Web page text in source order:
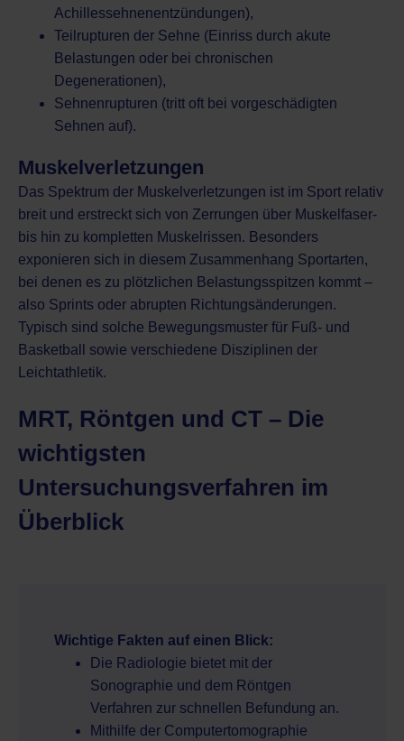
Achillessehnenentzündungen),
Teilrupturen der Sehne (Einriss durch akute
Belastungen oder bei chronischen
Degenerationen),
Sehnenrupturen (tritt oft bei vorgeschädigten
Sehnen auf).
Muskelverletzungen
Das Spektrum der Muskelverletzungen ist im Sport relativ
breit und erstreckt sich von Zerrungen über Muskelfaser-
bis hin zu kompletten Muskelrissen. Besonders
exponieren sich in diesem Zusammenhang Sportarten,
bei denen es zu plötzlichen Belastungsspitzen kommt –
also Sprints oder abrupten Richtungsänderungen.
Typisch sind solche Bewegungsmuster für Fuß- und
Basketball sowie verschiedene Disziplinen der
Leichtathletik.
MRT, Röntgen und CT – Die
wichtigsten
Untersuchungsverfahren im
Überblick
Wichtige Fakten auf einen Blick:
Die Radiologie bietet mit der
Sonographie und dem Röntgen
Verfahren zur schnellen Befundung an.
Mithilfe der Computertomographie